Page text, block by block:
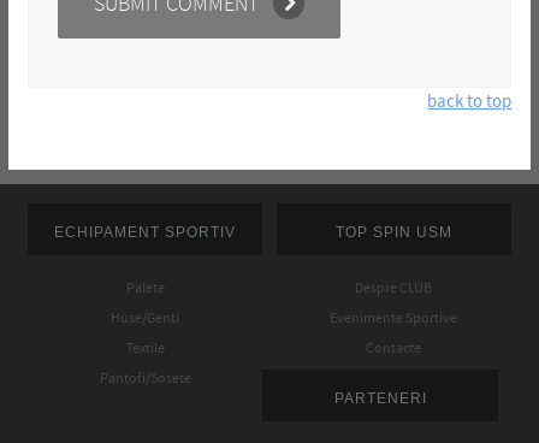
back to top
ECHIPAMENT SPORTIV
Palete
Huse/Genti
Textile
Pantofi/Sosete
TOP SPIN USM
Despre CLUB
Evenimente Sportive
Contacte
PARTENERI